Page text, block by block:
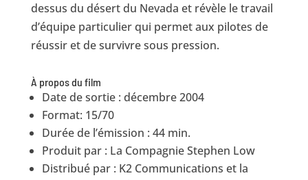
dessus du désert du Nevada et révèle le travail
d’équipe particulier qui permet aux pilotes de
réussir et de survivre sous pression.
À propos du film
Date de sortie : décembre 2004
Format: 15/70
Durée de l’émission : 44 min.
Produit par : La Compagnie Stephen Low
Distribué par : K2 Communications et la